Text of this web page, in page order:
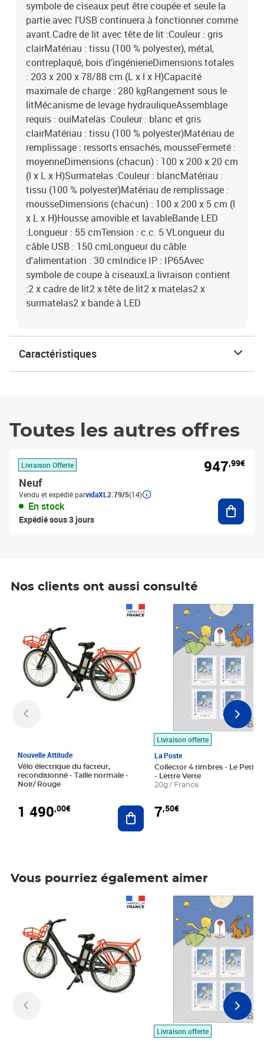
symbole de ciseaux peut être coupée et seule la
partie avec l'USB continuera à fonctionner comme
avant.Cadre de lit avec tête de lit :Couleur : gris
clairMatériau : tissu (100 % polyester), métal,
contreplaqué, bois d’ingénierieDimensions totales
: 203 x 200 x 78/88 cm (L x l x H)Capacité
maximale de charge : 280 kgRangement sous le
litMécanisme de levage hydrauliqueAssemblage
requis : ouiMatelas :Couleur : blanc et gris
clairMatériau : tissu (100 % polyester)Matériau de
remplissage : ressorts ensachés, mousseFermeté :
moyenneDimensions (chacun) : 100 x 200 x 20 cm
(l x L x H)Surmatelas :Couleur : blancMatériau :
tissu (100 % polyester)Matériau de remplissage :
mousseDimensions (chacun) : 100 x 200 x 5 cm (l
x L x H)Housse amovible et lavableBande LED
:Longueur : 55 cmTension : c.c. 5 VLongueur du
câble USB : 150 cmLongueur du câble
d'alimentation : 30 cmIndice IP : IP65Avec
symbole de coupe à ciseauxLa livraison contient
:2 x cadre de lit2 x tête de lit2 x matelas2 x
surmatelas2 x bande à LED
Caractéristiques
Toutes les autres offres
Livraison Offerte
Neuf
Vendu et expédié parvidaXL 2.79/5(14)
En stock
Expédié sous 3 jours
947,99€
Nos clients ont aussi consulté
Nouvelle Attitude
Vélo électrique du facteur,
reconditionné - Taille normale -
Noir/ Rouge
1 490,00€ Ajouter au panier
Livraison offerte
La Poste
Collector 4 timbres - Le Petit
- Lettre Verte
20g / France
7,50€
Prix 7,50€
Vous pourriez également aimer
Livraison offerte
Prix 7,50€